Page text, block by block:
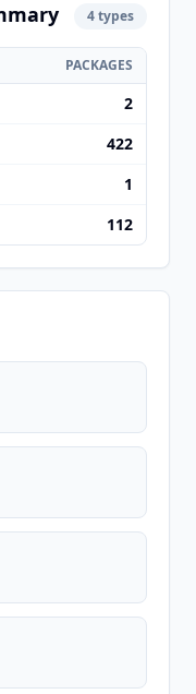
4 types
PACKAGES
2
422
1
112